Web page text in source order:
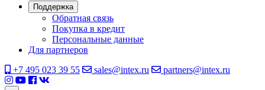
Поддержка
Обратная связь
Покупка в кредит
Персональные данные
Для партнеров
+7 495 023 39 55
sales@intex.ru partners@intex.ru